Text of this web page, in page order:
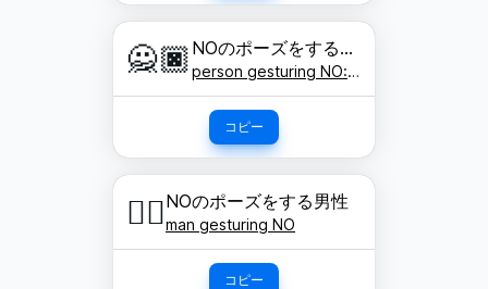
🙅🏿 NOのポーズをする人: 濃い肌色
person gesturing NO: dark skin tone
コピー
🙅‍♂️NOのポーズをする男性
man gesturing NO
コピー